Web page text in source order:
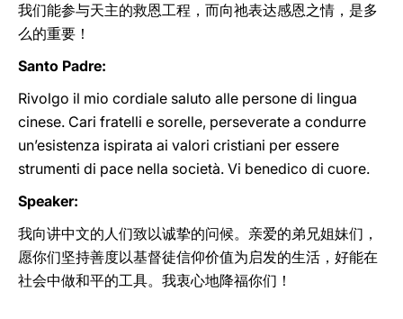
我们能参与天主的救恩工程，而向祂表达感恩之情，是多
么的重要！
Santo Padre:
Rivolgo il mio cordiale saluto alle persone di lingua
cinese. Cari fratelli e sorelle, perseverate a condurre
un’esistenza ispirata ai valori cristiani per essere
strumenti di pace nella società. Vi benedico di cuore.
Speaker:
我向讲中文的人们致以诚挚的问候。亲爱的弟兄姐妹们，
愿你们坚持善度以基督徒信仰价值为启发的生活，好能在
社会中做和平的工具。我衷心地降福你们！